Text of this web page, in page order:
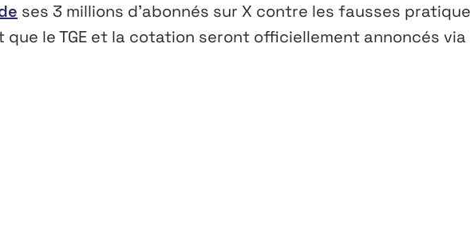
ses 3 millions d’abonnés sur X contre les fausses
le TGE et la cotation seront officiellement annoncés via